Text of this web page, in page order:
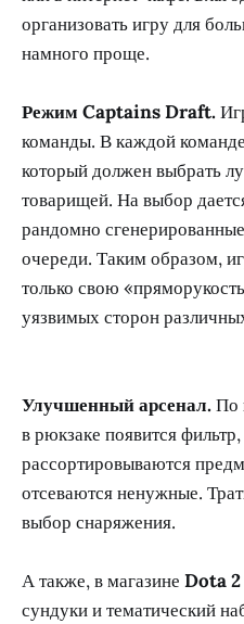
организовать игру для
намного проще.
Режим Captains Draft.
команды. В каждой
который должен выбрать
товарищей. На выбор
рандомно
очереди. Таким образом,
только свою
уязвимых сторон
Улучшенный арсенал.По
в рюкзаке появится
рассортировываются
отсеваются ненужные.
выбор снаряжения.
А также, в магазине Dota 2
сундуки и тематический